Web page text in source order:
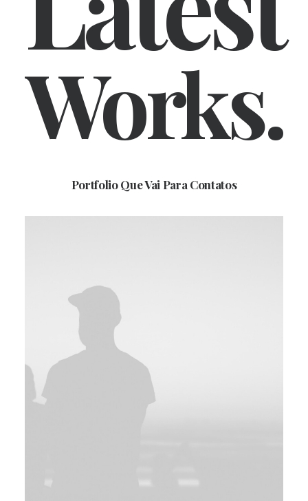
Works.
Portfolio Que Vai Para Contatos